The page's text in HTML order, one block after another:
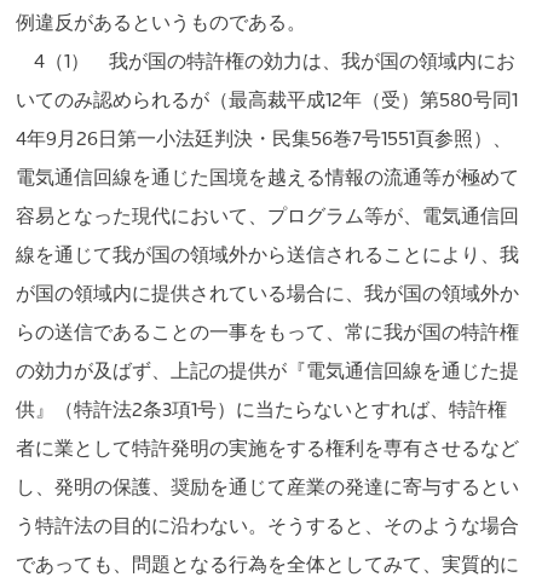
例違反があるというものである。
4（1） 我が国の特許権の効力は、我が国の領域内にお
いてのみ認められるが（最高裁平成12年（受）第580号同1
4年9月26日第一小法廷判決・民集56巻7号1551頁参照）、
電気通信回線を通じた国境を越える情報の流通等が極めて
容易となった現代において、プログラム等が、電気通信回
線を通じて我が国の領域外から送信されることにより、我
が国の領域内に提供されている場合に、我が国の領域外か
らの送信であることの一事をもって、常に我が国の特許権
の効力が及ばず、上記の提供が『電気通信回線を通じた提
供』（特許法2条3項1号）に当たらないとすれば、特許権
者に業として特許発明の実施をする権利を専有させるなど
し、発明の保護、奨励を通じて産業の発達に寄与するとい
う特許法の目的に沿わない。そうすると、そのような場合
であっても、問題となる行為を全体としてみて、実質的に